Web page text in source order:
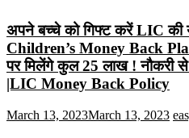
अपने बच्चे को गिफ्ट करें LIC की
Children’s Money Back
पर मिलेंगे कुल 25 लाख ! नौकरी से
|LIC Money Back Policy
March 13, 2023March 13, 2023